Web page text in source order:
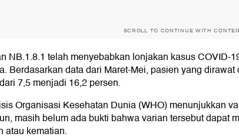
SCROLL TO CONTINUE WITH
NB.1.8.1 telah menyebabkan lonjakan kasus COVID-
Berdasarkan data dari Maret-Mei, pasien yang
7,5 menjadi 16,2 persen.
Organisasi Kesehatan Dunia (WHO) menunjukkan
masih belum ada bukti bahwa varian tersebut dapat
atau kematian.